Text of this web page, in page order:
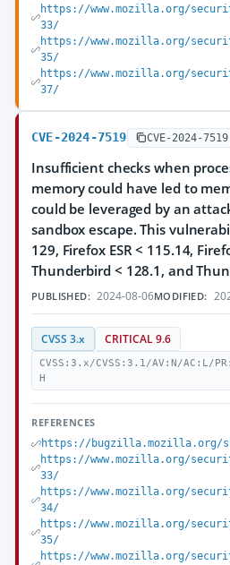
https://www.mozilla.org/
33/
https://www.mozilla.org/
35/
https://www.mozilla.org/
37/
CVE-2024-7519 CVE-2024-7519
Insufficient checks when
memory could have led to
could be leveraged by an
sandbox escape. This
129, Firefox ESR < 115.14,
Thunderbird < 128.1, and
PUBLISHED: 2024-08-06MODIFIED:
CVSS 3.x CRITICAL 9.6
CVSS:3.x/CVSS:3.1/AV:N/AC:L/
H
REFERENCES
https://bugzilla.mozilla.org/
https://www.mozilla.org/
33/
https://www.mozilla.org/
34/
https://www.mozilla.org/
35/
https://www.mozilla.org/